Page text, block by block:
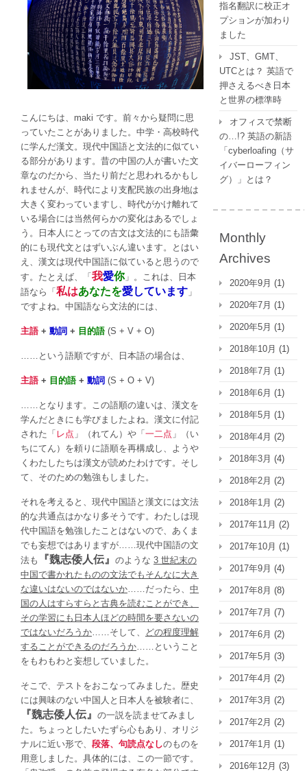
志
倭
人
伝』
も
す
ら
と
読
め
る？
は
こんにちは、maki です。前々から疑問に思
っていたことがありました。中学・高校時代
に学んだ漢文。現代中国語と文法的に似てい
る部分があります。昔の中国の人が書いた文
章なのだから、当たり前だと思われるかもし
れませんが、時代により支配民族の出身地は
大きく変わっていますし、時代がかけ離れて
いる場合には当然何らかの変化はあるでしょ
う。日本人にとっての古文は文法的にも語彙
的にも現代文とはずいぶん違います。とはい
え、漢文は現代中国語に似ていると思うので
す。たとえば、「 我愛你」。これは、日本
語なら「 私はあなたを愛しています 」
ですよね。中国語なら文法的には、
主語+ 動詞 + 目的語(S + V + O)
……という語順ですが、日本語の場合は、
主語+ 目的語+ 動詞 (S + O + V)
……となります。この語順の違いは、漢文を
学んだときにも学びましたよね。漢文に付記
された「 レ点 」（れてん）や「 一二点 」（い
ちにてん）を頼りに語順を再構成し、ようや
くわたしたちは漢文が読めたわけです。そし
て、そのための勉強もしました。
それを考えると、現代中国語と漢文には文法
的な共通点はかなり多そうです。わたしは現
代中国語を勉強したことはないので、あくま
でも妄想ではありますが……現代中国語の文
法も
『魏志倭人伝』 のような 3 世紀末の
中国で書かれたものの文法でもそんなに大き
な違いはないのではないか ……だったら、 中
国の人はすらすらと古典を読むことができ、
その学習にも日本人ほどの時間を要さないの
ではないだろうか ……そして、
どの程度理解
することができるのだろうか ……ということ
をもわもわと妄想していました。
そこで、テストをおこなってみました。歴史
には興味のない中国人と日本人を被験者に、
『魏志倭人伝』 の一説を読ませてみまし
た。ちょっとしたいたずら心もあり、オリジ
ナルに近い形で、 段落、句読点なしのものを
用意しました。具体的には、この一節です。
指名翻訳に校正オ
プションが加わり
ました
JST、GMT、
UTCとは？ 英語で
押さえるべき日本
と世界の標準時
オフィスで禁断
の…!? 英語の新語
「cyberloafing（サ
イバーローフィン
グ）」とは？
Monthly
Archives
2020年9月 (1)
2020年7月 (1)
2020年5月 (1)
2018年10月 (1)
2018年7月 (1)
2018年6月 (1)
2018年5月 (1)
2018年4月 (2)
2018年3月 (4)
2018年2月 (2)
2018年1月 (2)
2017年11月 (2)
2017年10月 (1)
2017年9月 (4)
2017年8月 (8)
2017年7月 (7)
2017年6月 (2)
2017年5月 (3)
2017年4月 (2)
2017年3月 (2)
2017年2月 (2)
2017年1月 (1)
2016年12月 (3)